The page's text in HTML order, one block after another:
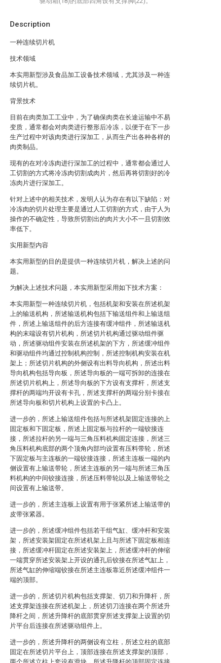
Description
一种连续切片机
技术领域
本实用新型涉及食品加工设备技术领域，尤其涉及一种连
续切片机。
背景技术
目前在肉类加工工业中，为了确保肉类在长途运输中不易
变质，通常都会对肉类进行整形后冷冻，以便于在下一步
生产过程中对该肉类进行深加工，从而生产出各种各样的
肉类制品。
现有的在对冷冻肉进行深加工的过程中，通常都会通过人
工切割的方式将冷冻肉切割成肉片，然后再将切割好的冷
冻肉片进行深加工。
针对上述中的相关技术，发明人认为存在有以下缺陷：对
冷冻肉的切片处理主要是通过人工切割的方式，由于人为
操作的不确定性，导致所切割出的肉片大小不一且切割效
率低下。
实用新型内容
本实用新型的目的是提供一种连续切片机，解决上述的问
题。
为解决上述技术问题，本实用新型采用如下技术方案：
本实用新型一种连续切片机，包括机架和安装在所述机架
上的输送机构，所述输送机构包括下输送组件和上输送组
件，所述上输送组件的后方连接有缓冲组件，所述输送机
构的末端设有切片机构，所述切片机构通过驱动组件驱
动，所述驱动组件安装在所述机架的下方，所述缓冲组件
和驱动组件均通过控制机构控制，所述控制机构安装在机
架上；所述切片机构的外侧设有出料导向机构，所述出料
导向机构包括导向板，所述导向板的一端可拆卸的连接在
所述切片机构上，所述导向板的下方设有支撑杆，所述支
撑杆的两端均开设有卡孔，所述支撑杆的两端分别卡接在
所述导向板和切片机构上设置的卡凸上。
进一步的，所述上输送组件包括与所述机架固定连接的上
固定板和下固定板，所述上固定板与拉杆的一端铰接连
接，所述拉杆的另一端与三角压料机构固定连接，所述三
角压料机构底部的两个顶角内部均设置有压料带轮，所述
下固定板与主连板的一端铰接连接，所述主连板一端的内
侧设置有上输送带轮，所述主连板的另一端与所述三角压
料机构的中间铰接连接，所述压料带轮以及上输送带轮之
间设置有上输送带。
进一步的，所述主连板上设置有用于张紧所述上输送带的
皮带张紧器。
进一步的，所述缓冲组件包括若干组气缸、缓冲杆和安装
架，所述安装架固定在所述机架上且与所述下固定板相连
接，所述缓冲杆固定在所述安装架上，所述缓冲杆的伸缩
一端贯穿所述安装架上开设的通孔后铰接在所述气缸上，
所述气缸的伸缩端铰接在所述主连板靠近所述缓冲组件一
端的顶部。
进一步的，所述切片机构包括支撑架、切刀和升降杆，所
述支撑架连接在所述机架上，所述切刀连接在两个所述升
降杆之间，所述升降杆的底部贯穿所述支撑架上设置的切
片平台后连接在所述驱动组件上。
进一步的，所述升降杆的两侧设有立柱，所述立柱的底部
固定在所述切片平台上，顶部连接在所述支撑架的顶部，